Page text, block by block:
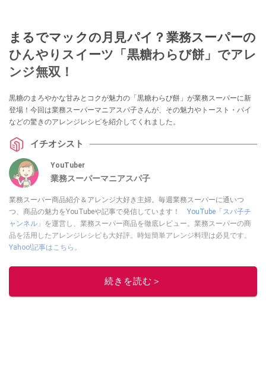
まるでマックの月見パイ？業務スーパーの
ひんやりスイーツ「黒糖わらび餅」でアレ
ンジ無双！
黒糖のまろやかな甘みとコクが魅力の「黒糖わらび餅」が業務スーパーに新
登場！今回は業務スーパーマニアスパ子さんが、その魅力やトースト・パイ
などの驚きのアレンジレシピを紹介してくれました。
イチオシスト
YouTuber
業務スーパーマニアスパ子
業務スーパー商品紹介＆アレンジ大好き主婦。毎週業務スーパーに通いつ
つ、商品の魅力をYouTubeや記事で発信しています！ YouTube「スパ子チ
ャンネル」 を運営し、業務スーパー商品を徹底レビュー。業務スーパーの商
品を活用したアレンジレシピも大好評。時短簡単アレンジ料理は必見です。
Yahoo!記事はこちら。
このイチオシストの他の記事を読む
続きを読む＞